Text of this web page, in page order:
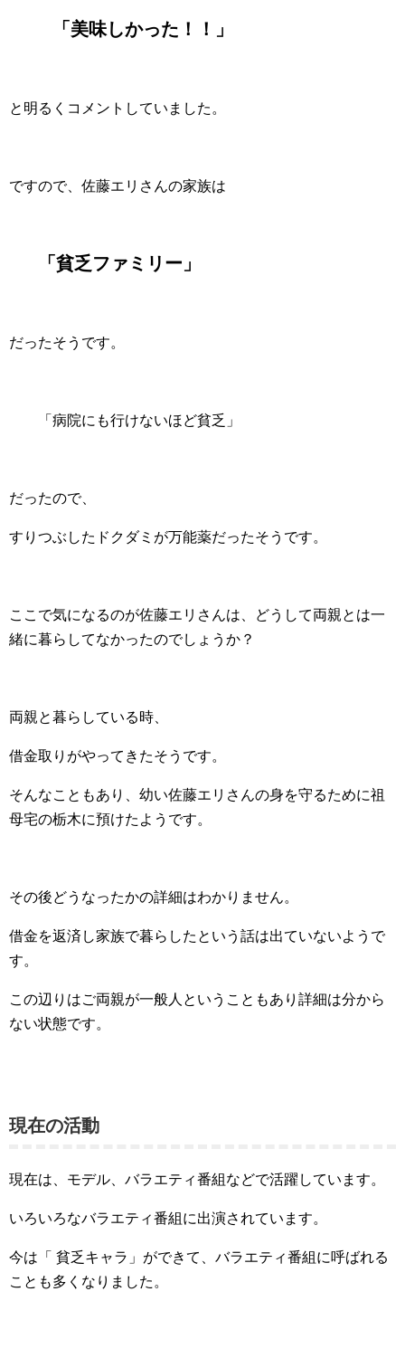
「美味しかった！！」
と明るくコメントしていました。
ですので、佐藤エリさんの家族は
「貧乏ファミリー」
だったそうです。
「病院にも行けないほど貧乏」
だったので、
すりつぶしたドクダミが万能薬だったそうです。
ここで気になるのが佐藤エリさんは、どうして両親とは一
緒に暮らしてなかったのでしょうか？
両親と暮らしている時、
借金取りがやってきたそうです。
そんなこともあり、幼い佐藤エリさんの身を守るために祖
母宅の栃木に預けたようです。
その後どうなったかの詳細はわかりません。
借金を返済し家族で暮らしたという話は出ていないようで
す。
この辺りはご両親が一般人ということもあり詳細は分から
ない状態です。
現在の活動
現在は、モデル、バラエティ番組などで活躍しています。
いろいろなバラエティ番組に出演されています。
今は「 貧乏キャラ」ができて、バラエティ番組に呼ばれる
ことも多くなりました。